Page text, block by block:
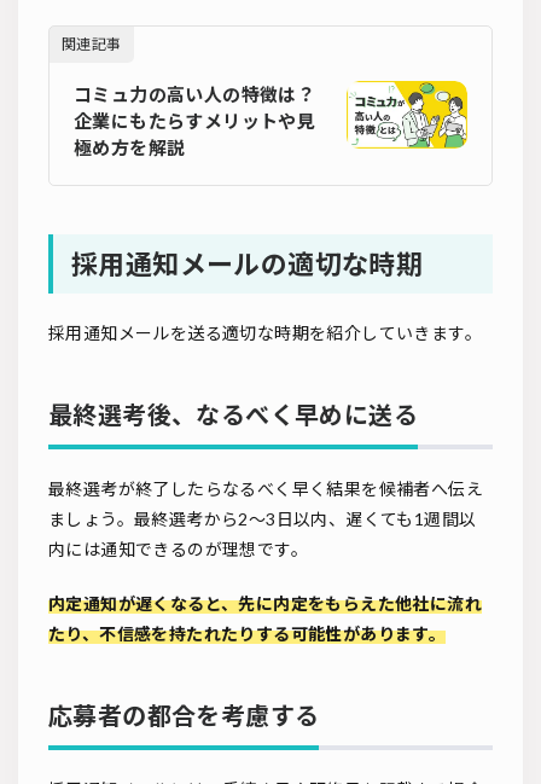
関連記事
コミュ力の高い人の特徴は？
企業にもたらすメリットや見
極め方を解説
採用通知メールの適切な時期
採用通知メールを送る適切な時期を紹介していきます。
最終選考後、なるべく早めに送る
最終選考が終了したらなるべく早く結果を候補者へ伝え
ましょう。最終選考から2〜3日以内、遅くても1週間以
内には通知できるのが理想です。
内定通知が遅くなると、先に内定をもらえた他社に流れ
たり、不信感を持たれたりする可能性があります。
応募者の都合を考慮する